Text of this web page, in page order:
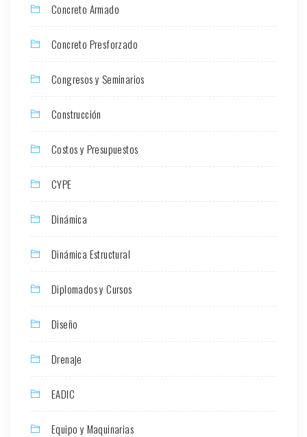
Concreto Armado
Concreto Presforzado
Congresos y Seminarios
Construcción
Costos y Presupuestos
CYPE
Dinámica
Dinámica Estructural
Diplomados y Cursos
Diseño
Drenaje
EADIC
Equipo y Maquinarias